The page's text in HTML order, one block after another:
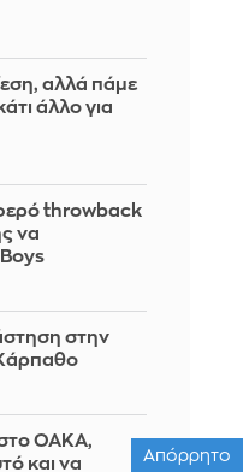
αλλά πάμε
άλλο για
throwback
να
στην
ΟΑΚΑ,
και να
Απόρρητο